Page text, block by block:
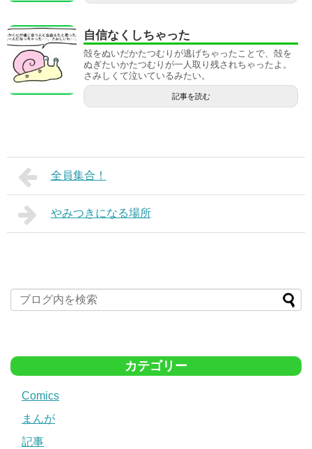
自信なくしちゃった
殻をぬいだかたつむりが逃げちゃったことで、殻を
ぬぎたいかたつむりが一人取り残されちゃったよ。
さみしくて泣いているみたい。
記事を読む
全員集合！
やみつきになる場所
カテゴリー
Comics
まんが
記事